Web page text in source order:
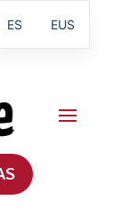
ES EUS